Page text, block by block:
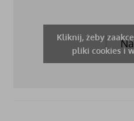
Kliknij, żeby
pliki cookies i